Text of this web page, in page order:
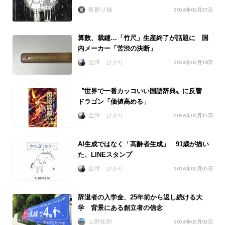
夜廻り猫 2026年02月25日
算数、裁縫…「竹尺」生産終了が話題に 国
内メーカー「苦渋の決断」
金澤 ひかり 2026年02月18日
〝世界で一番カッコいい国語辞典〟に反響
ドラゴン「価値高める」
金澤 ひかり 2026年02月15日
AI生成ではなく「高齢者生成」 91歳が描い
た、LINEスタンプ
金澤 ひかり 2026年02月05日
辞退者の入学金、25年前から返し続ける大
学 背景にある創立者の信念
山野拓郎 2026年02月02日